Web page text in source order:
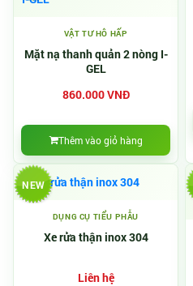
VẬT TƯ HÔ HẤP
Mặt nạ thanh quản 2 nòng I-
GEL
860.000 VNĐ
Thêm vào giỏ hàng
NEW
DỤNG CỤ TIỂU PHẪU
Xe rửa thận inox 304
Liên hệ